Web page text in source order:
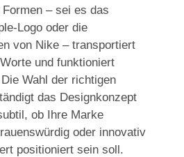
– sei es das
Logo oder die
von Nike – transportiert
und funktioniert
Wahl der richtigen
das Designkonzept
ob Ihre Marke
oder innovativ
positioniert sein soll.